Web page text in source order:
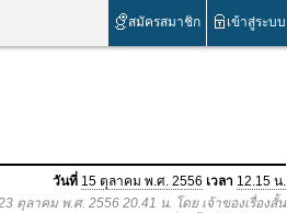
สมัครสมาชิก เข้าสู่ระบบ
วันที่ 15 ตุลาคม พ.ศ. 2556 เวลา 12.15 น.
ตุลาคม พ.ศ. 2556 20.41 น. โดย เจ้าของเรื่องสั้น